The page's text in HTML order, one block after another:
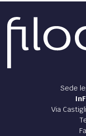
Sede
Via